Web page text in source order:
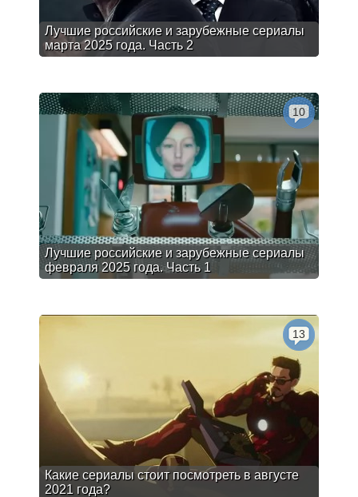
Лучшие российские и зарубежные сериалы
марта 2025 года. Часть 2
Лучшие российские и зарубежные сериалы
февраля 2025 года. Часть 1
10
Какие сериалы стоит посмотреть в августе
2021 года?
13